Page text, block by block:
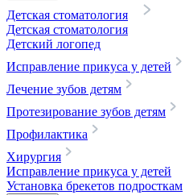
Детская стоматология
Детская стоматология
Детский логопед
Исправление прикуса у детей
Лечение зубов детям
Протезирование зубов детям
Профилактика
Хирургия
Исправление прикуса у детей
Установка брекетов подросткам